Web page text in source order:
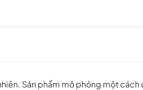
Sản phẩm mô phỏng một